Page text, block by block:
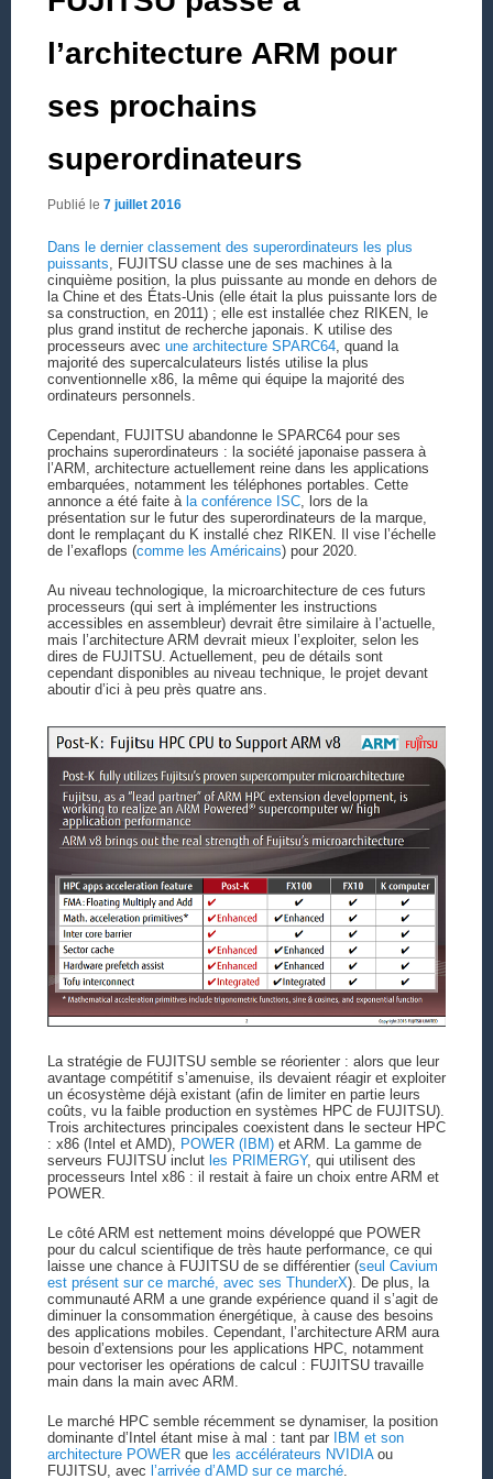
l’architecture ARM pour
ses prochains
superordinateurs
Publié le 7 juillet 2016
Dans le dernier classement des superordinateurs les plus
puissants , FUJITSU classe une de ses machines à la
cinquième position, la plus puissante au monde en dehors de
la Chine et des États-Unis (elle était la plus puissante lors de
sa construction, en 2011) ; elle est installée chez RIKEN, le
plus grand institut de recherche japonais. K utilise des
processeurs avec une architecture SPARC64, quand la
majorité des supercalculateurs listés utilise la plus
conventionnelle x86, la même qui équipe la majorité des
ordinateurs personnels.
Cependant, FUJITSU abandonne le SPARC64 pour ses
prochains superordinateurs : la société japonaise passera à
l’ARM, architecture actuellement reine dans les applications
embarquées, notamment les téléphones portables. Cette
annonce a été faite à la conférence ISC, lors de la
présentation sur le futur des superordinateurs de la marque,
dont le remplaçant du K installé chez RIKEN. Il vise l’échelle
de l’exaflops (comme les Américains) pour 2020.
Au niveau technologique, la microarchitecture de ces futurs
processeurs (qui sert à implémenter les instructions
accessibles en assembleur) devrait être similaire à l’actuelle,
mais l’architecture ARM devrait mieux l’exploiter, selon les
dires de FUJITSU. Actuellement, peu de détails sont
cependant disponibles au niveau technique, le projet devant
aboutir d’ici à peu près quatre ans.
La stratégie de FUJITSU semble se réorienter : alors que leur
avantage compétitif s’amenuise, ils devaient réagir et exploiter
un écosystème déjà existant (afin de limiter en partie leurs
coûts, vu la faible production en systèmes HPC de FUJITSU).
Trois architectures principales coexistent dans le secteur HPC
: x86 (Intel et AMD), POWER (IBM)et ARM. La gamme de
serveurs FUJITSU inclut les PRIMERGY, qui utilisent des
processeurs Intel x86 : il restait à faire un choix entre ARM et
POWER.
Le côté ARM est nettement moins développé que POWER
pour du calcul scientifique de très haute performance, ce qui
laisse une chance à FUJITSU de se différentier (seul Cavium
est présent sur ce marché, avec ses ThunderX). De plus, la
communauté ARM a une grande expérience quand il s’agit de
diminuer la consommation énergétique, à cause des besoins
des applications mobiles. Cependant, l’architecture ARM aura
besoin d’extensions pour les applications HPC, notamment
pour vectoriser les opérations de calcul : FUJITSU travaille
main dans la main avec ARM.
Le marché HPC semble récemment se dynamiser, la position
dominante d’Intel étant mise à mal : tant par
IBM et son
architecture POWERque les accélérateurs NVIDIAou
FUJITSU, avec l’arrivée d’AMD sur ce marché.